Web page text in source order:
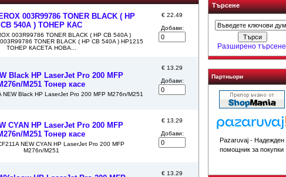
003R99786 TONER BLACK ( HP
CB 540A ) ТОНЕР КАС
003R99786 TONER BLACK ( HP CB 540A )
TONER BLACK ( HP CB 540A ) HP1215
ТОНЕР КАСЕТА НОВА...
€ 22.49
Добави:
Black HP LaserJet Pro 200 MFP
M251 Тонер касе
NEW Black HP LaserJet Pro 200 MFP M276n/M251
€ 13.29
Добави:
CYAN HP LaserJet Pro 200 MFP
M251 Тонер касе
NEW CYAN HP LaserJet Pro 200 MFP
M276n/M251
€ 13.29
Добави:
€ 13.29
Търсене
Разширено търсене
Партньори
Pazaruvaj - Надежден
помощник за покупки